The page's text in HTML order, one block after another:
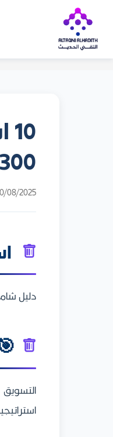
300%
08/2025
دليل